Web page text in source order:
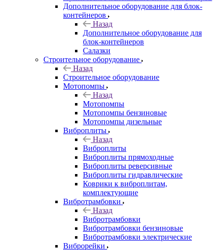
Дополнительное оборудование для блок-
контейнеров
Назад
Дополнительное оборудование для
блок-контейнеров
Салазки
Строительное оборудование
Назад
Строительное оборудование
Мотопомпы
Назад
Мотопомпы
Мотопомпы бензиновые
Мотопомпы дизельные
Виброплиты
Назад
Виброплиты
Виброплиты прямоходные
Виброплиты реверсивные
Виброплиты гидравлические
Коврики к виброплитам,
комплектующие
Вибротрамбовки
Назад
Вибротрамбовки
Вибротрамбовки бензиновые
Вибротрамбовки электрические
Виброрейки